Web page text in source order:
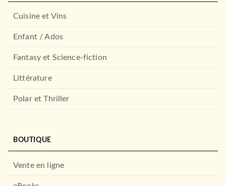
Cuisine et Vins
Enfant / Ados
Fantasy et Science-fiction
Littérature
Polar et Thriller
BOUTIQUE
Vente en ligne